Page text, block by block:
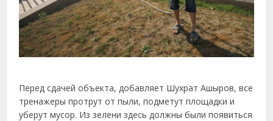
Перед сдачей объекта, добавляет Шухрат Ашыров, все
тренажеры протрут от пыли, подметут площадки и
уберут мусор. Из зелени здесь должны были появиться